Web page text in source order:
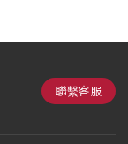
聯繫客服